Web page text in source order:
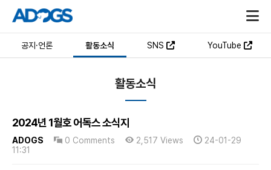
공지·언론 활동소식 SNS YouTube
활동소식
2024년 1월호 어독스 소식지
ADOGS 0 Comments 2,517 Views
24-01-29
11:31